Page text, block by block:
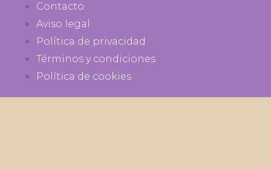
Contacto
Aviso legal
Política de privacidad
Términos y condiciones
Política de cookies